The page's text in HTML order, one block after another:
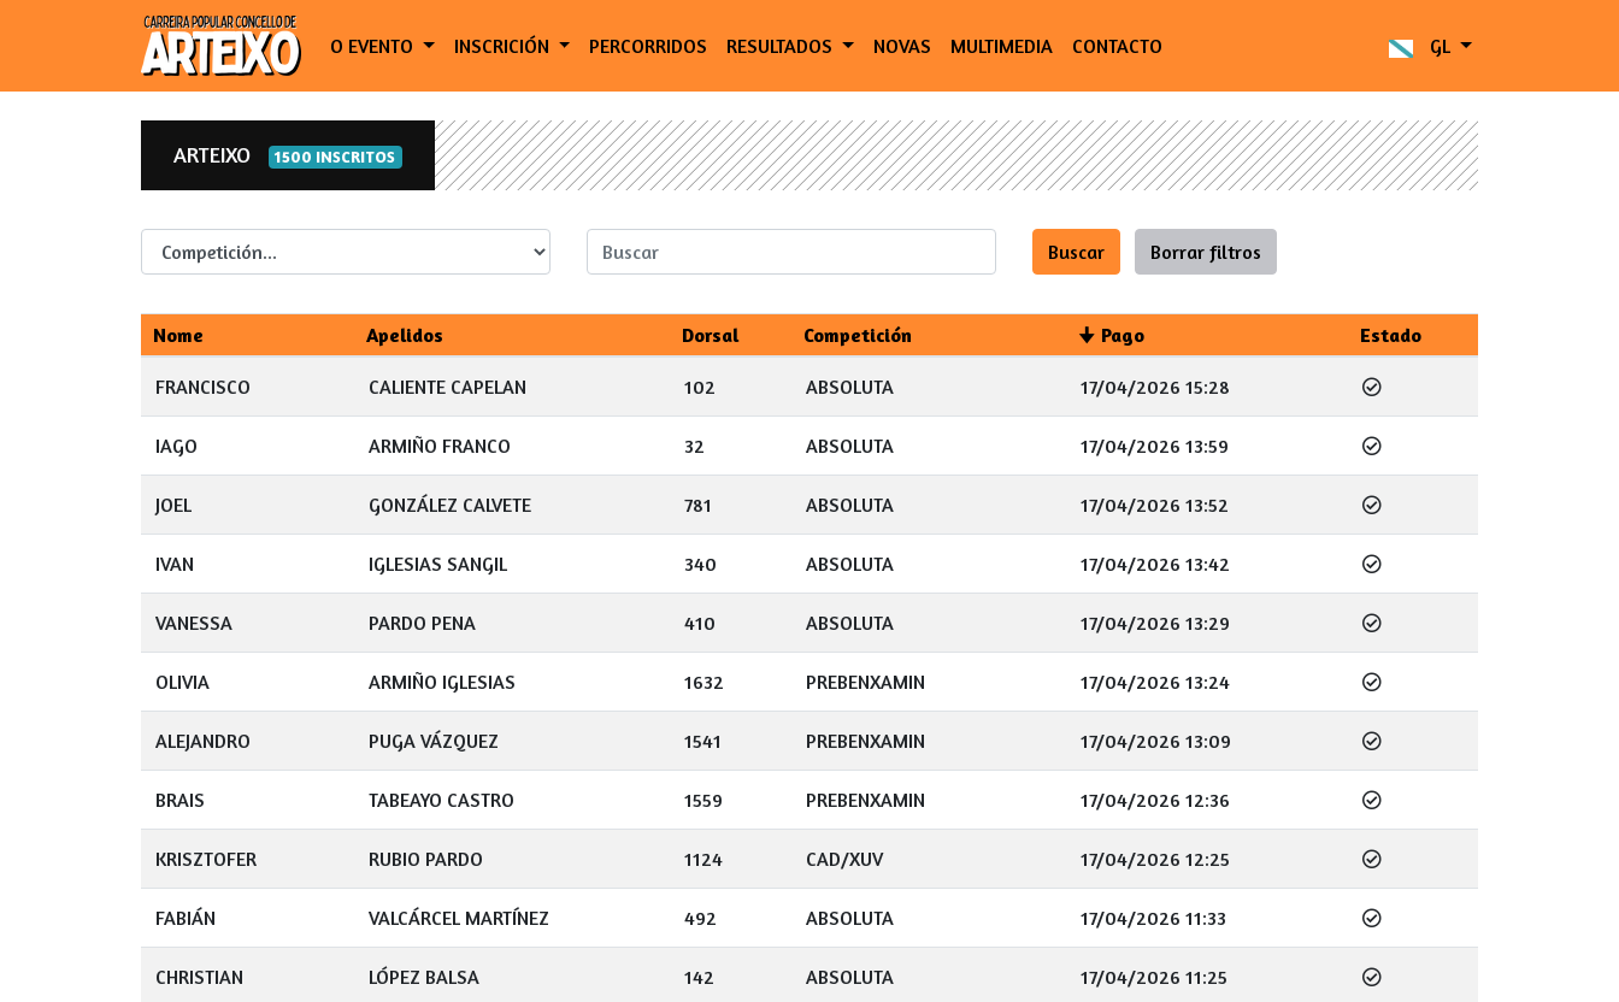
O EVENTO INSCRICIÓN PERCORRIDOS RESULTADOS NOVAS MULTIMEDIA CONTACTO GL
ARTEIXO 1500 INSCRITOS
Competicion
Nome Apelidos Dorsal Competición Pago Estado
FRANCISCO CALIENTE CAPELAN 102 ABSOLUTA 17/04/2026 15:28
IAGO ARMIÑO FRANCO 32 ABSOLUTA 17/04/2026 13:59
JOEL GONZÁLEZ CALVETE 781 ABSOLUTA 17/04/2026 13:52
IVAN IGLESIAS SANGIL 340 ABSOLUTA 17/04/2026 13:42
VANESSA PARDO PENA 410 ABSOLUTA 17/04/2026 13:29
OLIVIA ARMIÑO IGLESIAS 1632 PREBENXAMIN 17/04/2026 13:24
ALEJANDRO PUGA VÁZQUEZ 1541 PREBENXAMIN 17/04/2026 13:09
BRAIS TABEAYO CASTRO 1559 PREBENXAMIN 17/04/2026 12:36
KRISZTOFER RUBIO PARDO 1124 CAD/XUV 17/04/2026 12:25
FABIÁN VALCÁRCEL MARTÍNEZ 492 ABSOLUTA 17/04/2026 11:33
CHRISTIAN LÓPEZ BALSA 142 ABSOLUTA 17/04/2026 11:25